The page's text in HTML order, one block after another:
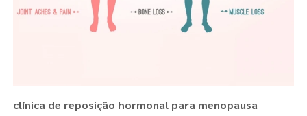
clínica de reposição hormonal para menopausa